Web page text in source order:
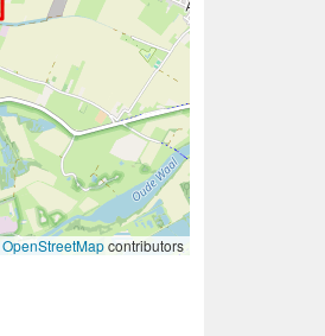
OpenStreetMapcontributors